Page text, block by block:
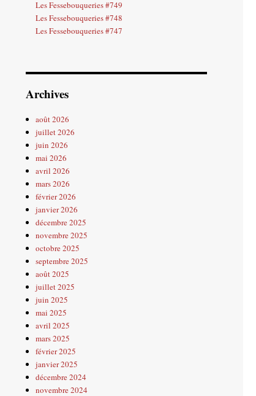
Les Fessebouqueries #749
Les Fessebouqueries #748
Les Fessebouqueries #747
Archives
août 2026
juillet 2026
juin 2026
mai 2026
avril 2026
mars 2026
février 2026
janvier 2026
décembre 2025
novembre 2025
octobre 2025
septembre 2025
août 2025
juillet 2025
juin 2025
mai 2025
avril 2025
mars 2025
février 2025
janvier 2025
décembre 2024
novembre 2024